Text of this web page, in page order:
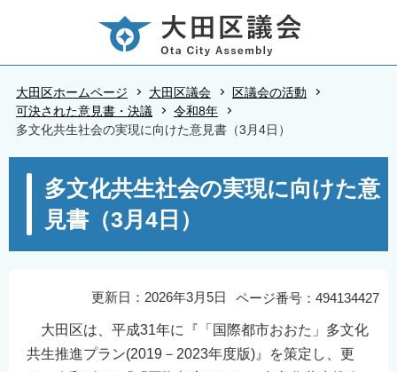
先
大田区ホームページ 大田区議会
区議会の活動
可決された意見書・決議
令和8年
多文化共生社会の実現に向けた意見書（3月4日）
多文化共生社会の実現に向けた意
見書（3月4日）
ページ番号：494134427
更新日：2026年3月5日
大田区は、平成31年に『「国際都市おおた」多文化
共生推進プラン(2019－2023年度版)』を策定し、更